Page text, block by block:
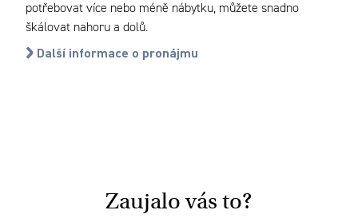
potřebovat více nebo méně nábytku, můžete snadno
škálovat nahoru a dolů.
Další informace o pronájmu
Zaujalo vás to?